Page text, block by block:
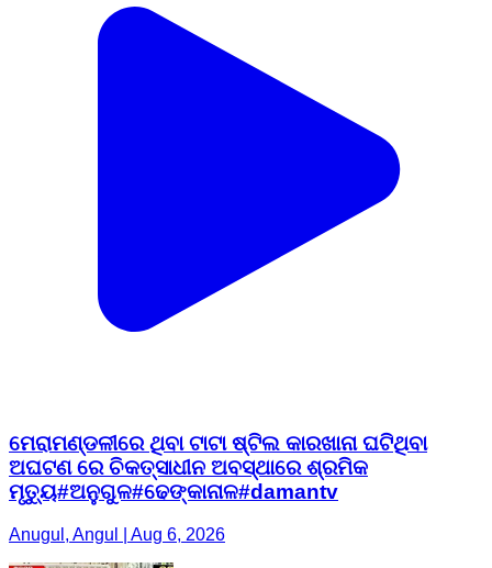
ମେରାମଣ୍ଡଳୀରେ ଥିବା ଟାଟା ଷ୍ଟିଲ କାରଖାନା ଘଟିଥିବା
ଅଘଟଣ ରେ ଚିକତ୍ସାଧୀନ ଅବସ୍ଥାରେ ଶ୍ରମିକ
ମୃତ୍ୟୁ#ଅନୁଗୁଳ#ଢେଙ୍କାନାଳ#damantv
Anugul, Angul | Aug 6, 2026